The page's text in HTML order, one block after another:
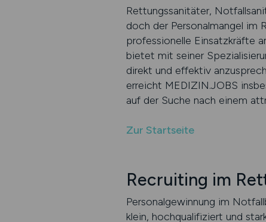
Rettungssanitäter,
doch der Personalmangel im
professionelle Einsatzkräfte
bietet mit seiner
direkt und effektiv
erreicht MEDIZIN.JOBS
auf der Suche nach einem
Zur Startseite
Recruiting im
Personalgewinnung im
klein, hochqualifiziert und